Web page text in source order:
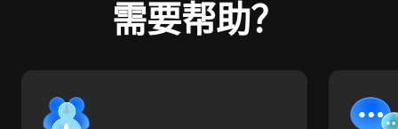
需要帮助？